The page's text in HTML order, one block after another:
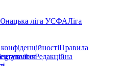
ліга УЄФАЛіга
Правила
Редакційна
viber